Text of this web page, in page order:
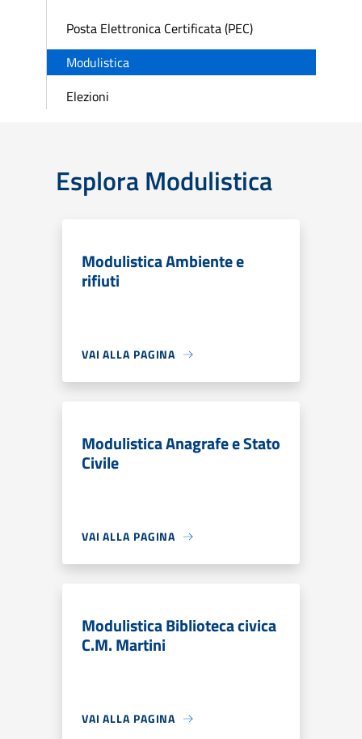
Posta Elettronica Certificata (PEC)
Modulistica
Elezioni
Esplora Modulistica
Modulistica Ambiente e
rifiuti
VAI ALLA PAGINA
Modulistica Anagrafe e Stato
Civile
VAI ALLA PAGINA
Modulistica Biblioteca civica
C.M. Martini
VAI ALLA PAGINA